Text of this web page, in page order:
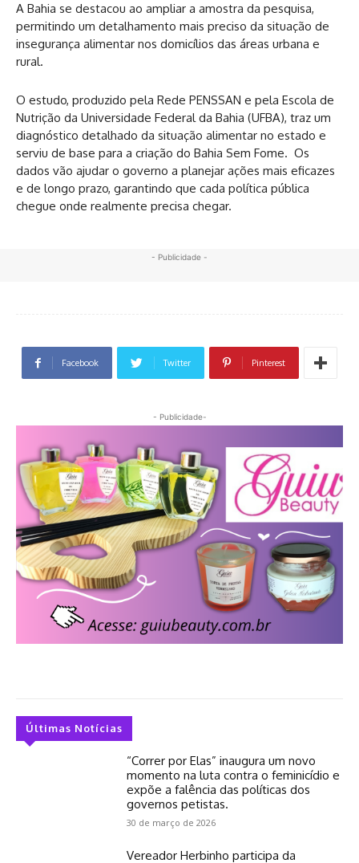
A Bahia se destacou ao ampliar a amostra da pesquisa,
permitindo um detalhamento mais preciso da situação de
insegurança alimentar nos domicílios das áreas urbana e
rural.
O estudo, produzido pela Rede PENSSAN e pela Escola de
Nutrição da Universidade Federal da Bahia (UFBA), traz um
diagnóstico detalhado da situação alimentar no estado e
serviu de base para a criação do Bahia Sem Fome. Os
dados vão ajudar o governo a planejar ações mais eficazes
e de longo prazo, garantindo que cada política pública
chegue onde realmente precisa chegar.
- Publicidade -
Facebook Twitter Pinterest
- Publicidade-
Últimas Notícias
“Correr por Elas” inaugura um novo
momento na luta contra o feminicídio e
expõe a falência das políticas dos
governos petistas.
30 de março de 2026
Vereador Herbinho participa da